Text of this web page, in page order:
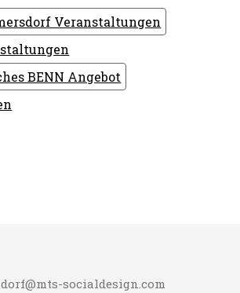
Veranstaltungen
BENN Angebot
socialdesign.com